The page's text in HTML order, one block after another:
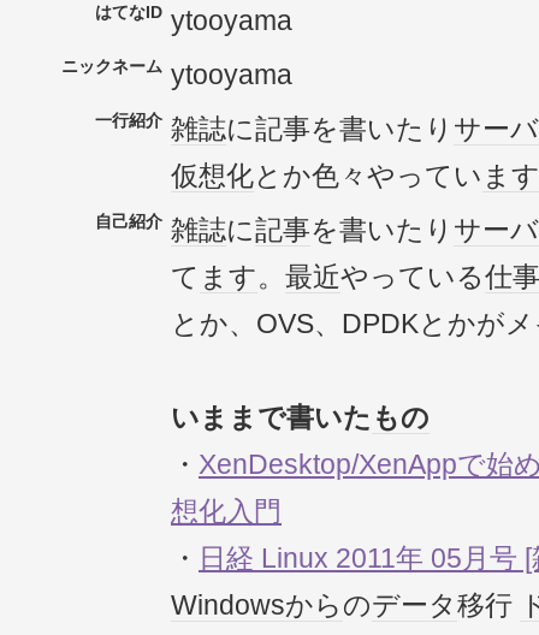
はてなID ytooyama
ニックネーム ytooyama
一行紹介 雑誌に記事を書いたり サー
仮想化とか色々やってい ます
自己紹介 雑誌に記事を書いたり サー
て ます。 最近やっている仕事
とか、OVS、DPDKとかが
いままで書いた もの
・ XenDesktop/XenAppで始
想化入門
・ 日経 Linux 2011年 05月号
Windowsからのデータ移行